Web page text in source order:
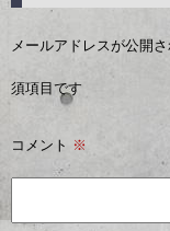
メールアドレスが公開
須項目です
コメント ※